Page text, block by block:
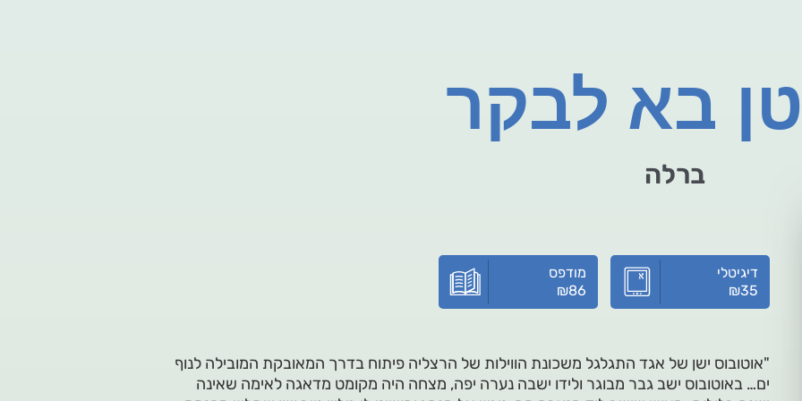
בא לבקר
ברלה
דיגיטלי
₪35
מודפס
₪86
"אוטובוס ישן של אגד התגלגל משכונת הווילות של הרצליה פיתוח בדרך המאובקת המובילה לנוף
ים… באוטובוס ישב גבר מבוגר ולידו ישבה נערה יפה, מצחה היה מקומט מדאגה לאימה שאינה